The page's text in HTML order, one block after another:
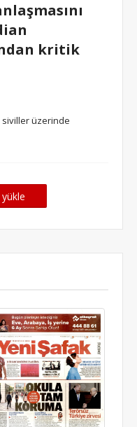
kritik
siviller üzerinde
yükle